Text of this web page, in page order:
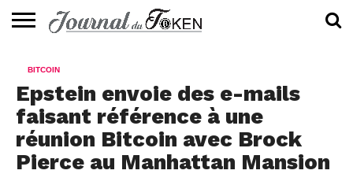
📰
EVALUATION
GUIDE
TENDANCES
À
CONTACTEZ-
BITCOIN
Epstein envoie des e-mails
faisant référence à une
réunion Bitcoin avec Brock
Pierce au Manhattan Mansion